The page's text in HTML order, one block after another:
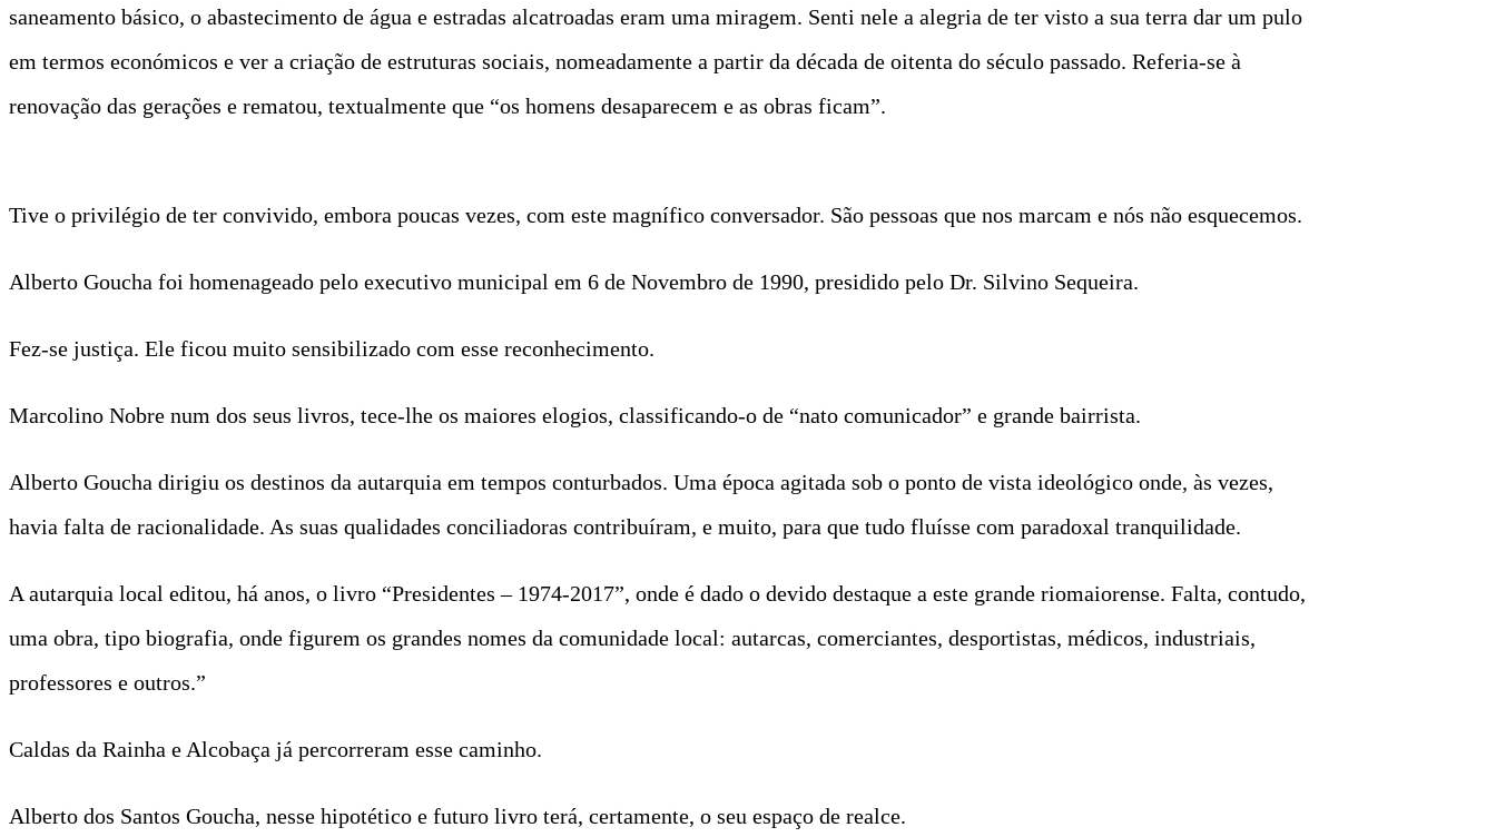
saneamento básico, o abastecimento de água e estradas alcatroadas eram uma miragem. Senti nele a alegria de ter visto a sua terra dar um pulo
em termos económicos e ver a criação de estruturas sociais, nomeadamente a partir da década de oitenta do século passado. Referia-se à
renovação das gerações e rematou, textualmente que “os homens desaparecem e as obras ficam”.
Tive o privilégio de ter convivido, embora poucas vezes, com este magnífico conversador. São pessoas que nos marcam e nós não esquecemos.
Alberto Goucha foi homenageado pelo executivo municipal em 6 de Novembro de 1990, presidido pelo Dr. Silvino Sequeira.
Fez-se justiça. Ele ficou muito sensibilizado com esse reconhecimento.
Marcolino Nobre num dos seus livros, tece-lhe os maiores elogios, classificando-o de “nato comunicador” e grande bairrista.
Alberto Goucha dirigiu os destinos da autarquia em tempos conturbados. Uma época agitada sob o ponto de vista ideológico onde, às vezes,
havia falta de racionalidade. As suas qualidades conciliadoras contribuíram, e muito, para que tudo fluísse com paradoxal tranquilidade.
A autarquia local editou, há anos, o livro “Presidentes – 1974-2017”, onde é dado o devido destaque a este grande riomaiorense. Falta, contudo,
uma obra, tipo biografia, onde figurem os grandes nomes da comunidade local: autarcas, comerciantes, desportistas, médicos, industriais,
professores e outros.”
Caldas da Rainha e Alcobaça já percorreram esse caminho.
Alberto dos Santos Goucha, nesse hipotético e futuro livro terá, certamente, o seu espaço de realce.